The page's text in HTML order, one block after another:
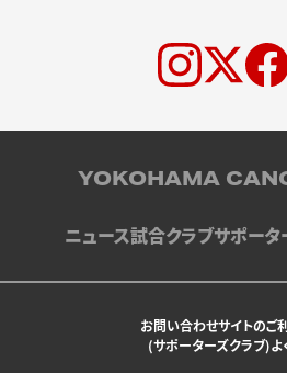
YOKOHAMA
ニュース試合クラブサポータ
お問い合わせサイトのご
(サポーターズクラブ)よ